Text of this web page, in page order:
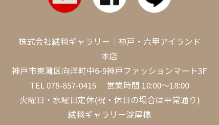
株式会社絨毯ギャラリー｜神戸・六甲アイランド
本店
神戸市東灘区向洋町中6-9神戸ファッションマート3F
TEL 078-857-0415 営業時間 10:00～18:00
火曜日・水曜日定休(祝・休日の場合は平常通り)
絨毯ギャラリー淀屋橋